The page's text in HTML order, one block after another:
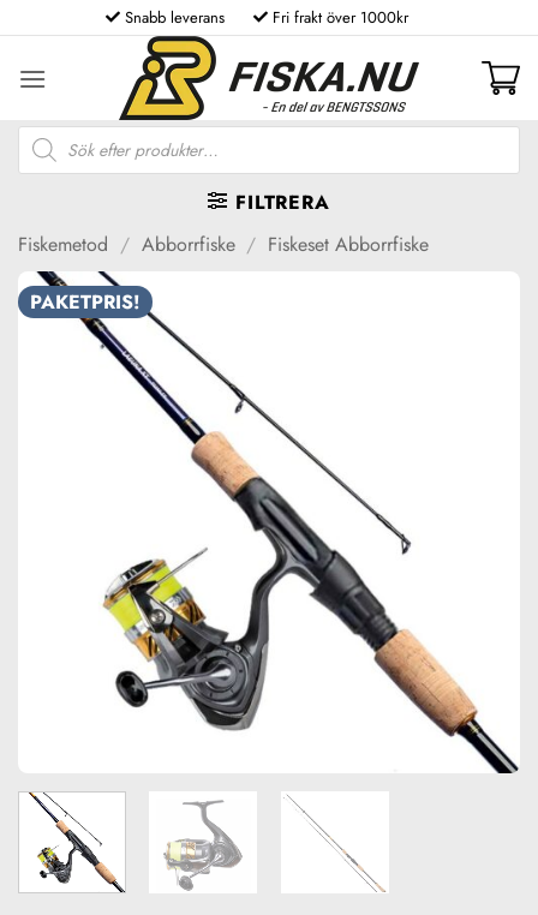
to
content
Snabb leverans Fri frakt över 1000kr
Produktsökning
FILTRERA
Fiskemetod / Abborrfiske / Fiskeset Abborrfiske
PAKETPRIS!